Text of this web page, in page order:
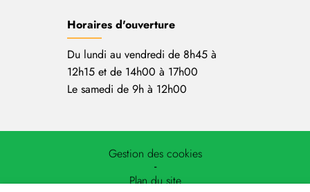
Horaires d'ouverture
Du lundi au vendredi de 8h45 à
12h15 et de 14h00 à 17h00
Le samedi de 9h à 12h00
Gestion des cookies
Plan du site